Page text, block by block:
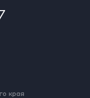
края